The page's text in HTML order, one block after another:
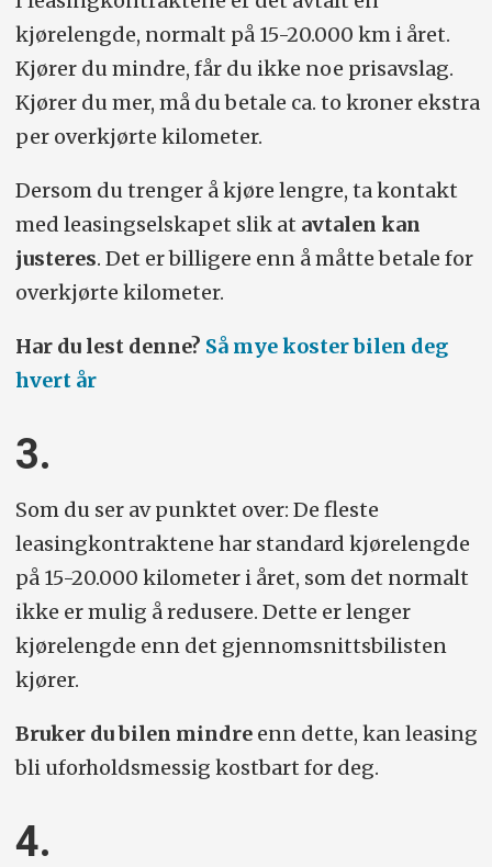
kjørelengde, normalt på 15-20.000 km i året.
Kjører du mindre, får du ikke noe prisavslag.
Kjører du mer, må du betale ca. to kroner ekstra
per overkjørte kilometer.
Dersom du trenger å kjøre lengre, ta kontakt
med leasingselskapet slik at avtalen kan
justeres. Det er billigere enn å måtte betale for
overkjørte kilometer.
Har du lest denne? Så mye koster bilen deg
hvert år
3.
Som du ser av punktet over: De fleste
leasingkontraktene har standard kjørelengde
på 15-20.000 kilometer i året, som det normalt
ikke er mulig å redusere. Dette er lenger
kjørelengde enn det gjennomsnittsbilisten
kjører.
Bruker du bilen mindreenn dette, kan leasing
bli uforholdsmessig kostbart for deg.
4.